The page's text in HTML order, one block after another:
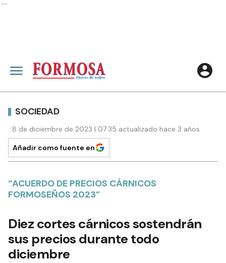
Ads
SOCIEDAD
8 de diciembre de 2023 | 07:35 actualizado hace 3 años
Añadir como fuente en
“ACUERDO DE PRECIOS CÁRNICOS
FORMOSEÑOS 2023”
Diez cortes cárnicos sostendrán
sus precios durante todo
diciembre